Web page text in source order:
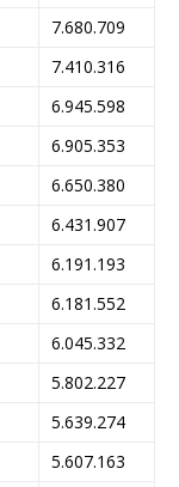
7.680.709
7.410.316
6.945.598
6.905.353
6.650.380
6.431.907
6.191.193
6.181.552
6.045.332
5.802.227
5.639.274
5.607.163